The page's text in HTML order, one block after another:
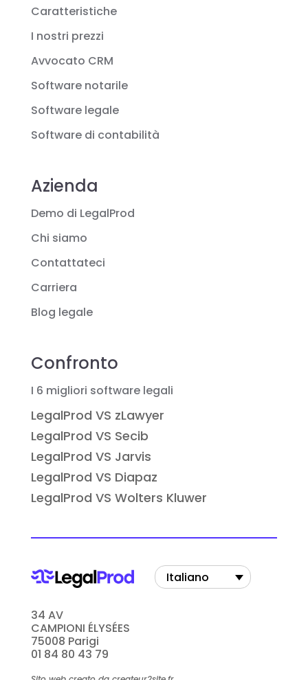
Caratteristiche
I nostri prezzi
Avvocato CRM
Software notarile
Software legale
Software di contabilità
Azienda
Demo di LegalProd
Chi siamo
Contattateci
Carriera
Blog legale
Confronto
I 6 migliori software legali
LegalProd VS zLawyer
LegalProd VS Secib
LegalProd VS Jarvis
LegalProd VS Diapaz
LegalProd VS Wolters Kluwer
34 AV
CAMPIONI ÉLYSÉES
75008 Parigi
01 84 80 43 79
Italiano